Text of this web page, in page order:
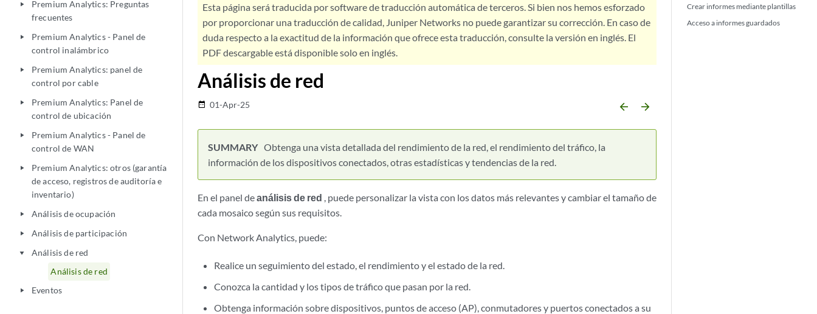
play_arrow
Premium Analytics: Preguntas
frecuentes
play_arrow
Premium Analytics - Panel de
control inalámbrico
play_arrow
Premium Analytics: panel de
control por cable
play_arrow
Premium Analytics: Panel de
control de ubicación
play_arrow
Premium Analytics - Panel de
control de WAN
play_arrow
Premium Analytics: otros (garantía
de acceso, registros de auditoría e
inventario)
play_arrow Análisis de ocupación
play_arrow Análisis de participación
play_arrow
Análisis de red
Análisis de red
play_arrow Eventos
Crear informes mediante plantillas
Acceso a informes guardados
Esta página será traducida por software de traducción automática de terceros. Si bien nos hemos esforzado
por proporcionar una traducción de calidad, Juniper Networks no puede garantizar su corrección. En caso de
duda respecto a la exactitud de la información que ofrece esta traducción, consulte la versión en inglés. El
PDF descargable está disponible solo en inglés.
Análisis de red
date_range 01-Apr-25 arrow_backward arrow_forward
Obtenga una vista detallada del rendimiento de la red, el rendimiento del tráfico, la
información de los dispositivos conectados, otras estadísticas y tendencias de la red.
En el panel deanálisis de red , puede personalizar la vista con los datos más relevantes y cambiar el tamaño de
cada mosaico según sus requisitos.
Con Network Analytics, puede:
Realice un seguimiento del estado, el rendimiento y el estado de la red.
Conozca la cantidad y los tipos de tráfico que pasan por la red.
Obtenga información sobre dispositivos, puntos de acceso (AP), conmutadores y puertos conectados a su